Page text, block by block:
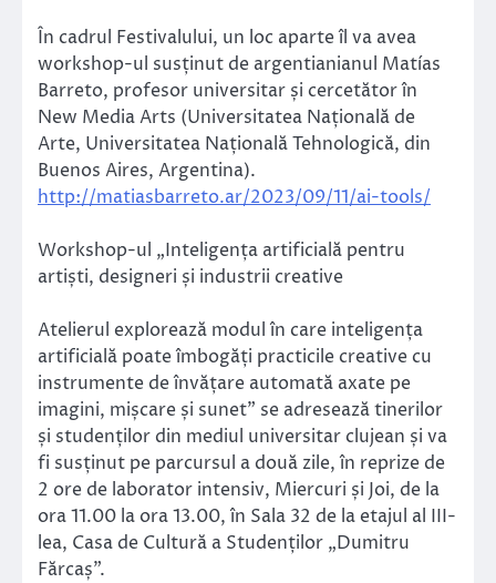
În cadrul Festivalului, un loc aparte îl va avea
workshop-ul susținut de argentianianul Matías
Barreto, profesor universitar și cercetător în
New Media Arts (Universitatea Națională de
Arte, Universitatea Națională Tehnologică, din
Buenos Aires, Argentina).
http://matiasbarreto.ar/2023/09/11/ai-tools/
Workshop-ul „Inteligența artificială pentru
artiști, designeri și industrii creative
Atelierul explorează modul în care inteligența
artificială poate îmbogăți practicile creative cu
instrumente de învățare automată axate pe
imagini, mișcare și sunet” se adresează tinerilor
și studenților din mediul universitar clujean și va
fi susținut pe parcursul a două zile, în reprize de
2 ore de laborator intensiv, Miercuri și Joi, de la
ora 11.00 la ora 13.00, în Sala 32 de la etajul al III-
lea, Casa de Cultură a Studenților „Dumitru
Fărcaș”.